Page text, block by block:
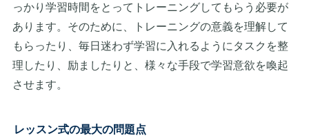
っかり学習時間をとってトレーニングしてもらう必要が
あります。そのために、トレーニングの意義を理解して
もらったり、毎日迷わず学習に入れるようにタスクを整
理したり、励ましたりと、様々な手段で学習意欲を喚起
させます。
レッスン式の最大の問題点